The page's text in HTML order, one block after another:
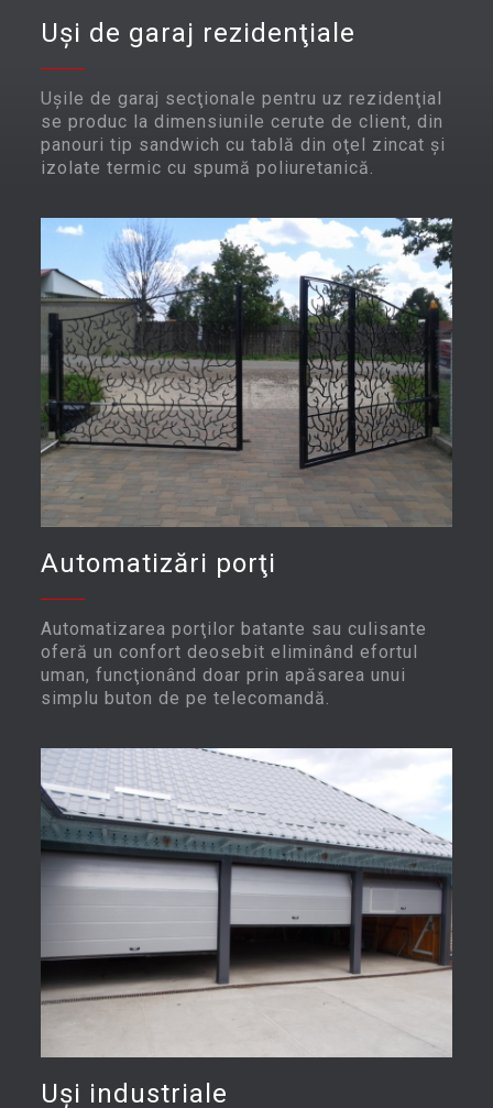
Uşi de garaj rezidenţiale
Uşile de garaj secţionale pentru uz rezidenţial
se produc la dimensiunile cerute de client, din
panouri tip sandwich cu tablă din oţel zincat şi
izolate termic cu spumă poliuretanică.
Automatizări porţi
Automatizarea porţilor batante sau culisante
oferă un confort deosebit eliminând efortul
uman, funcţionând doar prin apăsarea unui
simplu buton de pe telecomandă.
Uşi industriale